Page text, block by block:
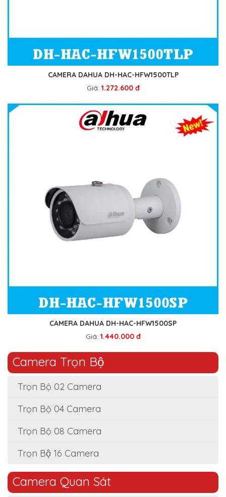
CAMERA DAHUA DH-HAC-HFW1500TLP
Giá: 1.272.600 đ
CAMERA DAHUA DH-HAC-HFW1500SP
Giá: 1.440.000 đ
Camera Trọn Bộ
Trọn Bộ 02 Camera
Trọn Bộ 04 Camera
Trọn Bộ 08 Camera
Trọn Bộ 16 Camera
Camera Quan Sát